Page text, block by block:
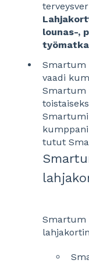
lounas-,
Smartum
vaadi
Smartum
tutut
Smartum